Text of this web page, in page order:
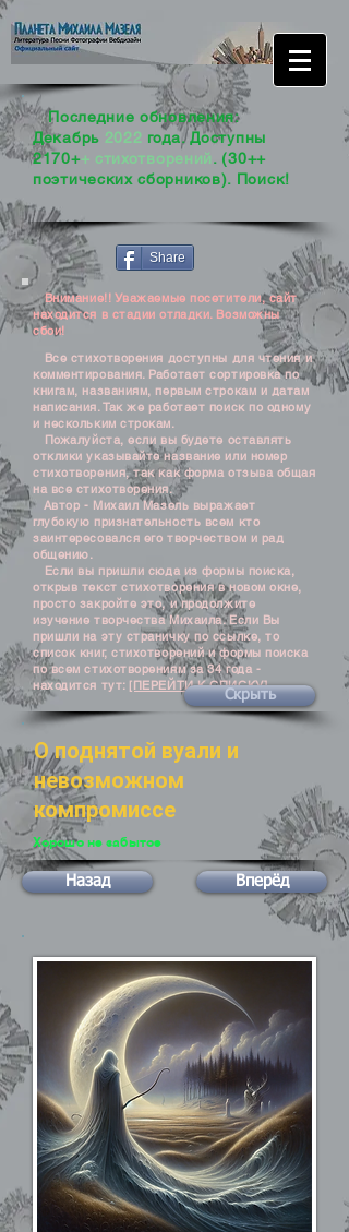
Последние обновления:
Декабрь2022 года. Доступны
2170++ стихотворений. (30++
поэтических сборников). Поиск!
Share
Внимание!! Уважаемые посетители, сайт
находится в стадии отладки. Возможны
сбои!
Все стихотворения доступны для чтения и
комментирования. Работает сортировка по
книгам, названиям, первым строкам и датам
написания. Так же работает поиск по одному
и нескольким строкам.
Пожалуйста, если вы будете оставлять
отклики указывайте название или номер
стихотворения, так как форма отзыва общая
на все стихотворения.
Автор - Михаил Мазель выражает
глубокую признательность всем кто
заинтересовался его творчеством и рад
общению.
Если вы пришли сюда из формы поиска,
открыв текст стихотворения в новом окне,
просто закройте это, и продолжите
изучение творчества Михаила. Если Вы
пришли на эту страничку по ссылке, то
список книг, стихотворений и формы поиска
по всем стихотворениям за 34 года -
находится тут: [ПЕРЕЙТИ К СПИСКУ]
Скрыть
О поднятой вуали и
невозможном
компромиссе
Хорошо не забытое
Назад Вперёд